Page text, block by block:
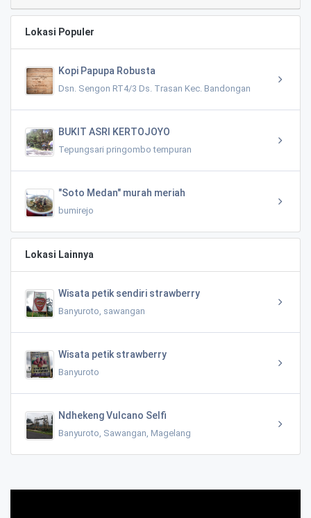
Lokasi Populer
Kopi Papupa Robusta
Dsn. Sengon RT4/3 Ds. Trasan Kec. Bandongan
BUKIT ASRI KERTOJOYO
Tepungsari pringombo tempuran
"Soto Medan" murah meriah
bumirejo
Lokasi Lainnya
Wisata petik sendiri strawberry
Banyuroto, sawangan
Wisata petik strawberry
Banyuroto
Ndhekeng Vulcano Selfi
Banyuroto, Sawangan, Magelang